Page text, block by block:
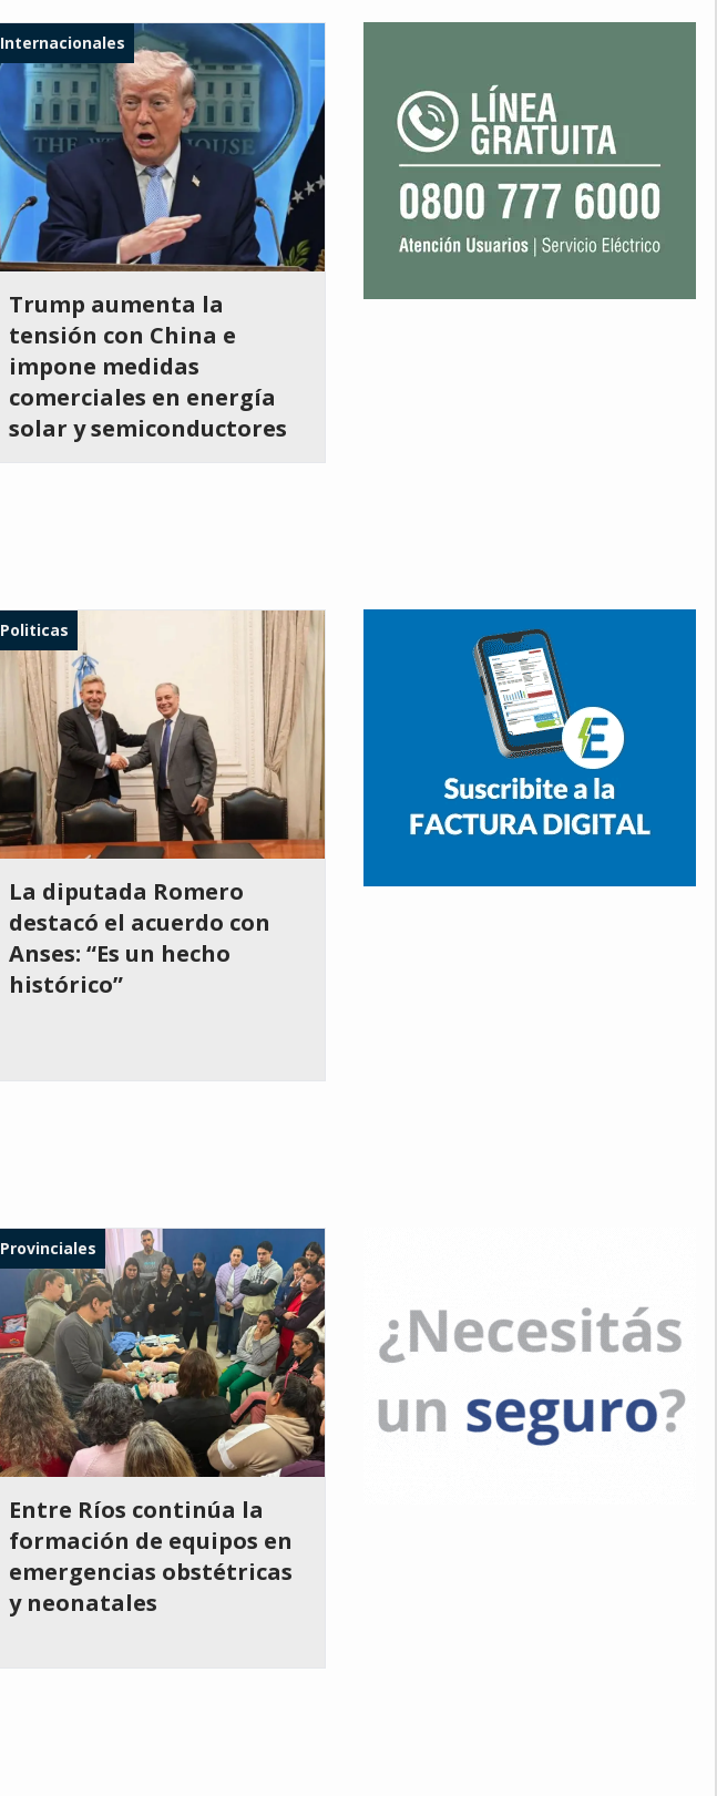
Internacionales
Trump aumenta la
tensión con China e
impone medidas
comerciales en energía
solar y semiconductores
Politicas
La diputada Romero
destacó el acuerdo con
Anses: “Es un hecho
histórico”
Provinciales
Entre Ríos continúa la
formación de equipos en
emergencias obstétricas
y neonatales